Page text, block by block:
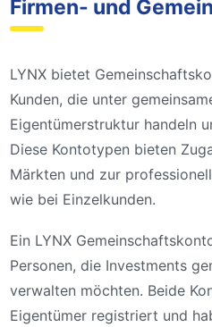
Firmen- und
LYNX bietet
Kunden, die unter
Eigentümerstruktur handeln
Diese Kontotypen bieten
Märkten und zur
wie bei Einzelkunden.
Ein LYNX
Personen, die Investments
verwalten möchten. Beide
Eigentümer registriert und